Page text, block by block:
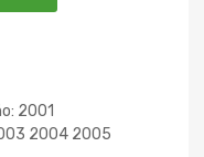
2001
2004 2005